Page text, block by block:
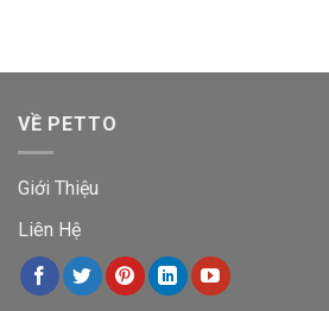
VỀ PETTO
Giới Thiệu
Liên Hệ